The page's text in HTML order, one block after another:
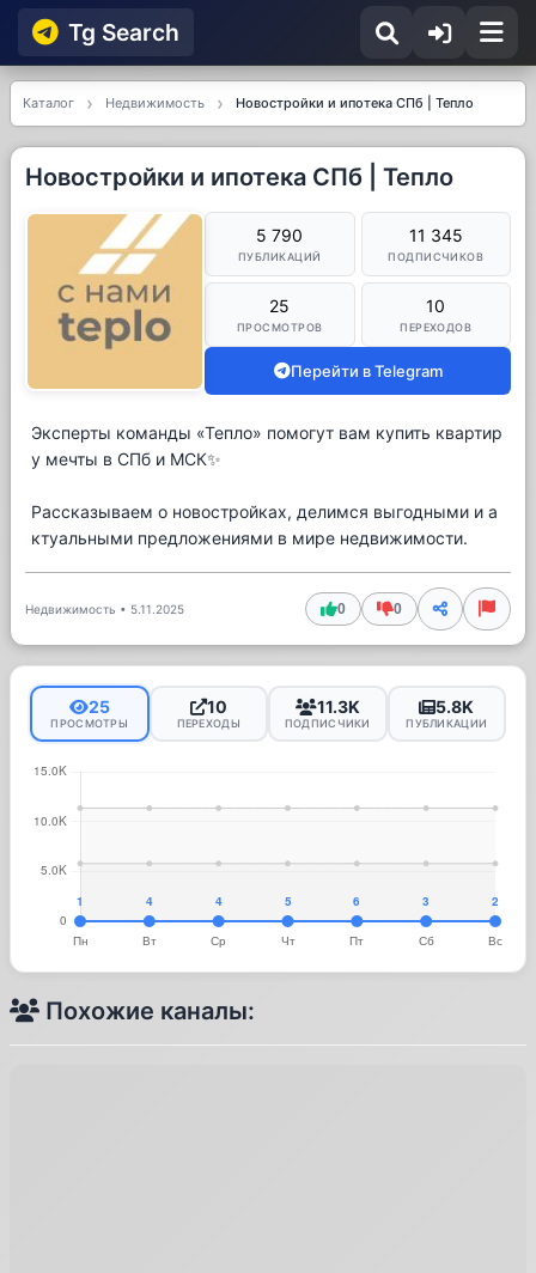
Tg Searсh
Каталог Недвижимость Новостройки и ипотека СПб | Тепло
Новостройки и ипотека СПб | Тепло
5 790
ПУБЛИКАЦИЙ
11 345
ПОДПИСЧИКОВ
25
ПРОСМОТРОВ
10
ПЕРЕХОДОВ
Перейти в Telegram
Эксперты команды «Тепло» помогут вам купить квартир
у мечты в СПб и МСК✨
Рассказываем о новостройках, делимся выгодными и а
ктуальными предложениями в мире недвижимости.
Недвижимость • 5.11.2025 0 0
25
ПРОСМОТРЫ
10
ПЕРЕХОДЫ
11.3K
ПОДПИСЧИКИ
5.8K
ПУБЛИКАЦИИ
Похожие каналы: